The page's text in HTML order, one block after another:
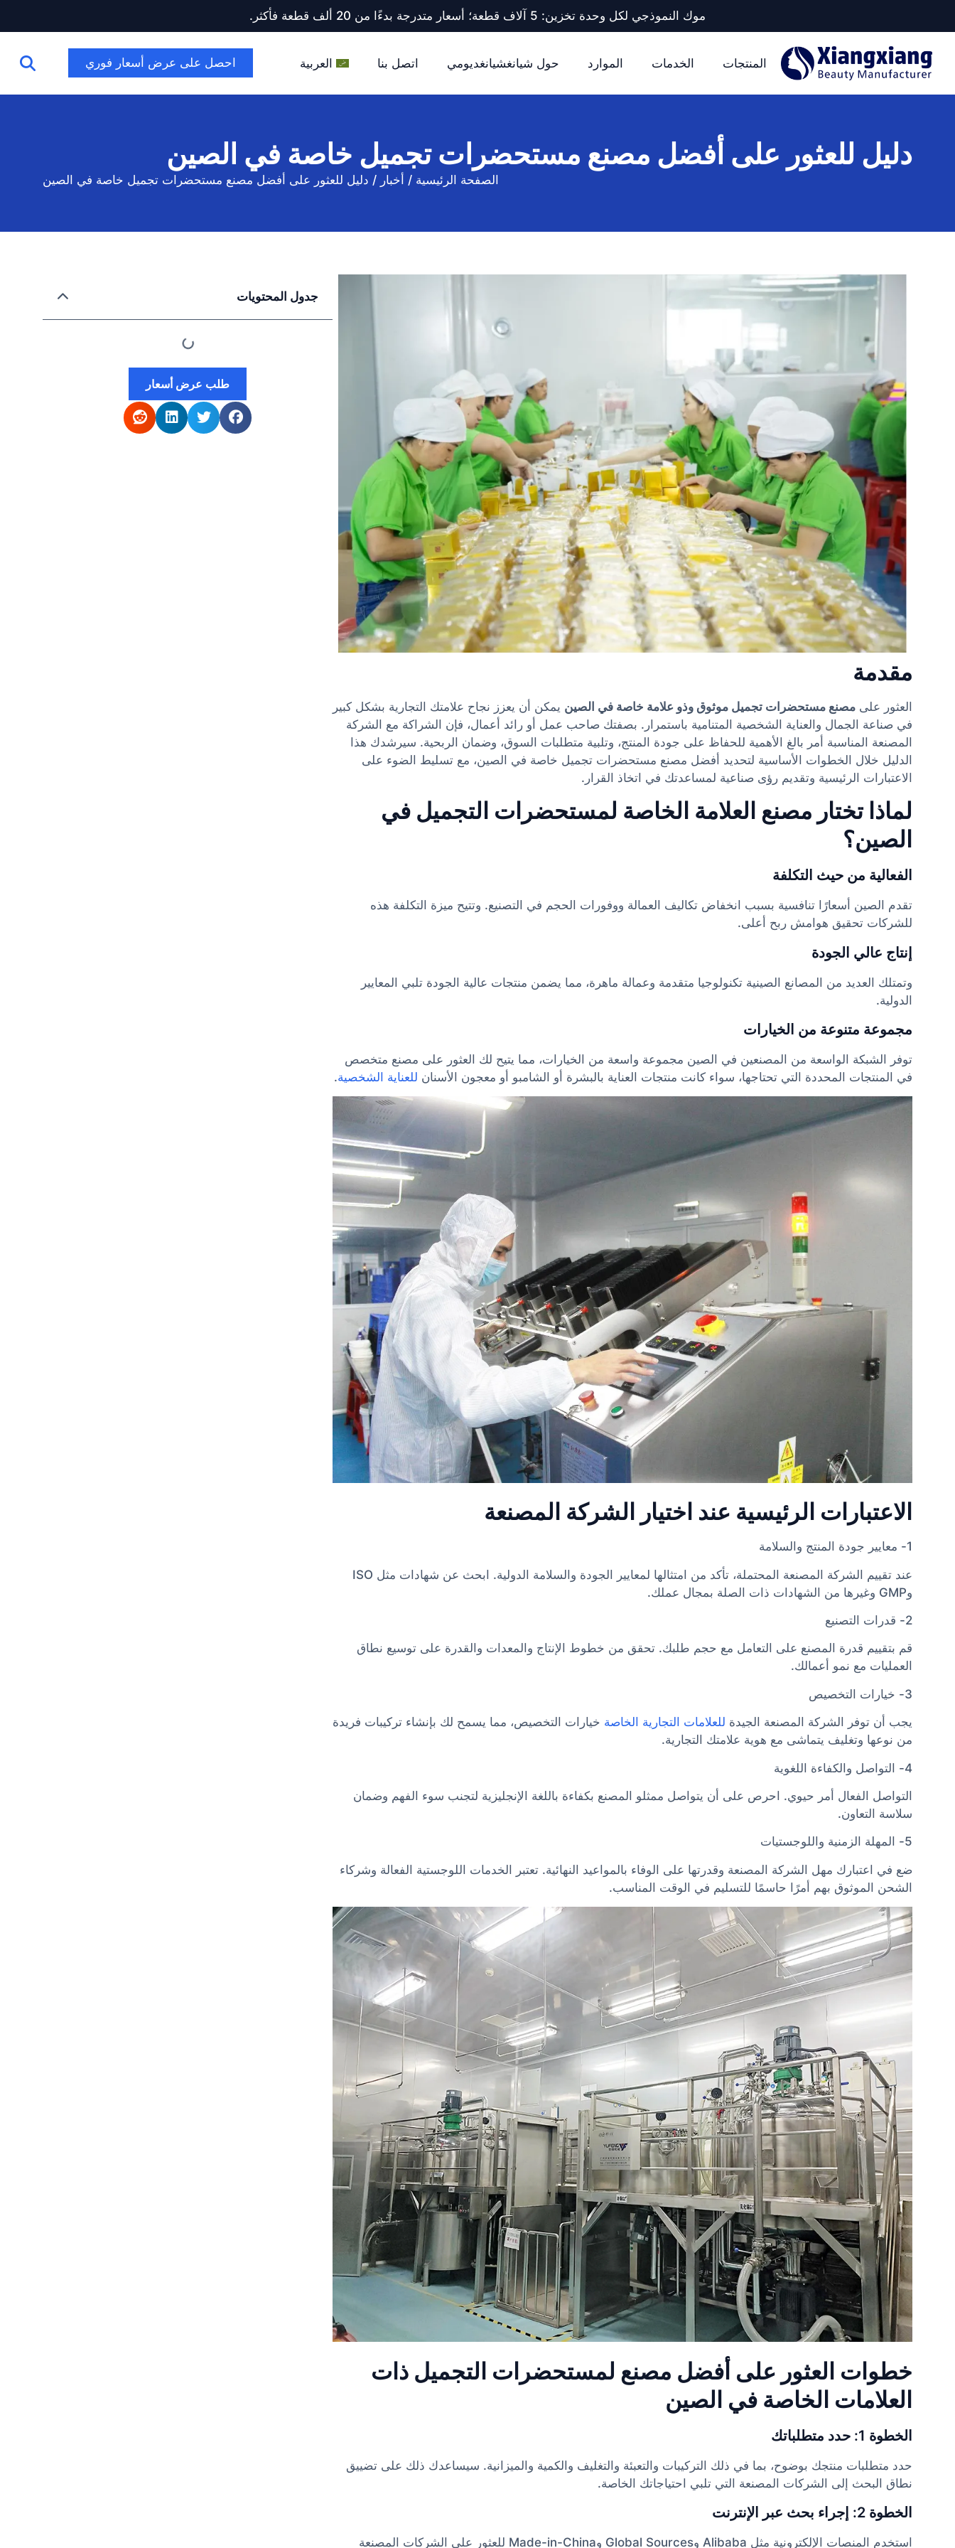
موك النموذجي لكل وحدة تخزين: 5 آلاف قطعة؛ أسعار متدرجة بدءًا من 20 ألف قطعة فأكثر.
المنتجات الخدمات الموارد حول شيانغشيانغديومي اتصل بنا العربية احصل على عرض أسعار فوري
دليل للعثور على أفضل مصنع مستحضرات تجميل خاصة في الصين
الصفحة الرئيسية / أخبار / دليل للعثور على أفضل مصنع مستحضرات تجميل خاصة في الصين
مقدمة
العثور على مصنع مستحضرات تجميل موثوق وذو علامة خاصة في الصين يمكن أن يعزز نجاح علامتك التجارية بشكل كبير
في صناعة الجمال والعناية الشخصية المتنامية باستمرار. بصفتك صاحب عمل أو رائد أعمال، فإن الشراكة مع الشركة
المصنعة المناسبة أمر بالغ الأهمية للحفاظ على جودة المنتج، وتلبية متطلبات السوق، وضمان الربحية. سيرشدك هذا
الدليل خلال الخطوات الأساسية لتحديد أفضل مصنع مستحضرات تجميل خاصة في الصين، مع تسليط الضوء على
الاعتبارات الرئيسية وتقديم رؤى صناعية لمساعدتك في اتخاذ القرار.
لماذا تختار مصنع العلامة الخاصة لمستحضرات التجميل في
الصين؟
الفعالية من حيث التكلفة
تقدم الصين أسعارًا تنافسية بسبب انخفاض تكاليف العمالة ووفورات الحجم في التصنيع. وتتيح ميزة التكلفة هذه
للشركات تحقيق هوامش ربح أعلى.
إنتاج عالي الجودة
وتمتلك العديد من المصانع الصينية تكنولوجيا متقدمة وعمالة ماهرة، مما يضمن منتجات عالية الجودة تلبي المعايير
الدولية.
مجموعة متنوعة من الخيارات
توفر الشبكة الواسعة من المصنعين في الصين مجموعة واسعة من الخيارات، مما يتيح لك العثور على مصنع متخصص
في المنتجات المحددة التي تحتاجها، سواء كانت منتجات العناية بالبشرة أو الشامبو أو معجون الأسنان للعناية الشخصية.
الاعتبارات الرئيسية عند اختيار الشركة المصنعة
1- معايير جودة المنتج والسلامة
عند تقييم الشركة المصنعة المحتملة، تأكد من امتثالها لمعايير الجودة والسلامة الدولية. ابحث عن شهادات مثل ISO
وGMP وغيرها من الشهادات ذات الصلة بمجال عملك.
2- قدرات التصنيع
قم بتقييم قدرة المصنع على التعامل مع حجم طلبك. تحقق من خطوط الإنتاج والمعدات والقدرة على توسيع نطاق
العمليات مع نمو أعمالك.
3- خيارات التخصيص
يجب أن توفر الشركة المصنعة الجيدة للعلامات التجارية الخاصة خيارات التخصيص، مما يسمح لك بإنشاء تركيبات فريدة
من نوعها وتغليف يتماشى مع هوية علامتك التجارية.
4- التواصل والكفاءة اللغوية
التواصل الفعال أمر حيوي. احرص على أن يتواصل ممثلو المصنع بكفاءة باللغة الإنجليزية لتجنب سوء الفهم وضمان
سلاسة التعاون.
5- المهلة الزمنية واللوجستيات
ضع في اعتبارك مهل الشركة المصنعة وقدرتها على الوفاء بالمواعيد النهائية. تعتبر الخدمات اللوجستية الفعالة وشركاء
الشحن الموثوق بهم أمرًا حاسمًا للتسليم في الوقت المناسب.
خطوات العثور على أفضل مصنع لمستحضرات التجميل ذات
العلامات الخاصة في الصين
الخطوة 1: حدد متطلباتك
حدد متطلبات منتجك بوضوح، بما في ذلك التركيبات والتعبئة والتغليف والكمية والميزانية. سيساعدك ذلك على تضييق
نطاق البحث إلى الشركات المصنعة التي تلبي احتياجاتك الخاصة.
الخطوة 2: إجراء بحث عبر الإنترنت
استخدم المنصات الإلكترونية مثل Alibaba وGlobal Sources وMade-in-China للعثور على الشركات المصنعة
جدول المحتويات
طلب عرض أسعار